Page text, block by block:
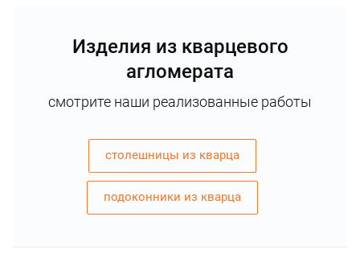
Изделия из кварцевого
агломерата
смотрите наши реализованные работы
столешницы из кварца
подоконники из кварца